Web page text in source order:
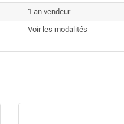
1 an vendeur
Voir les modalités